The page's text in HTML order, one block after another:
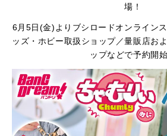
場！
6月5日(金)よりブシロードオンライン
ッズ・ホビー取扱ショップ／量販店お
ップなどで予約開始